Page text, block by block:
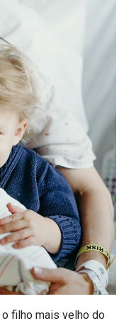
filho mais velho do